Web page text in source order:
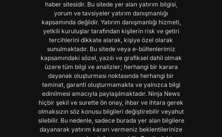
haber sitesidir. Bu sitede yer alan yatırım bilgisi,
yorum ve tavsiyeler yatırım danışmanlığı
kapsamında değildir. Yatırım danışmanlığı hizmeti,
yetkili kuruluşlar tarafından kişilerin risk ve getiri
tercihlerini dikkate alarak, kişiye özel olarak
sunulmaktadır. Bu sitede veya e-bültenlerimiz
kapsamındaki sözel, yazılı ve grafiksel dahil olmak
üzere tüm bilgi ve analizler; herhangi bir karara
dayanak oluşturması noktasında herhangi bir
teminat, garanti oluşturmamakta ve yalnızca bilgi
edinilmesi amacıyla paylaşılmaktadır. Ninja News
hiçbir şekil ve surette ön onay, ihbar ve ihtara gerek
olmaksızın söz konusu bilgileri değiştirebilir veyahut
silebilir. Bu nedenle, sadece burada yer alan bilgilere
dayanarak yatırım kararı vermeniz beklentilerinize